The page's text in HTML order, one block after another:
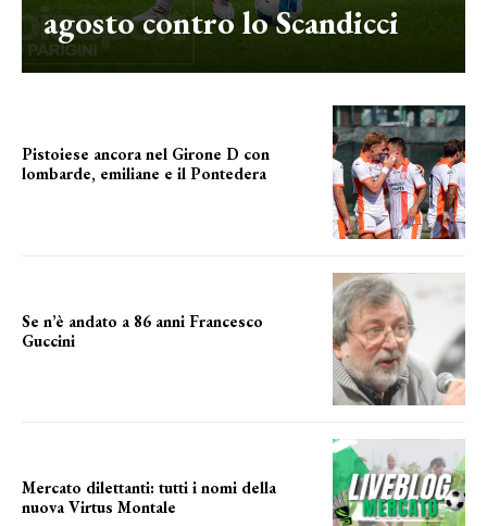
agosto contro lo Scandicci
Pistoiese ancora nel Girone D con
lombarde, emiliane e il Pontedera
Se n’è andato a 86 anni Francesco
Guccini
Mercato dilettanti: tutti i nomi della
nuova Virtus Montale